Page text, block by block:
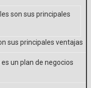
sus principales ventajas
es un plan de negocios